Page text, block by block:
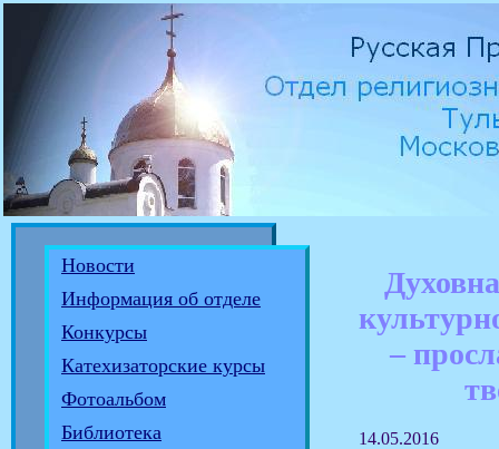
Новости
Информация об отделе
Конкурсы
Катехизаторские курсы
Фотоальбом
Библиотека
–
14.05.2016